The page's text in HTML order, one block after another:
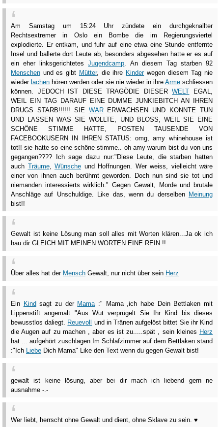
Am Samstag um 15:24 Uhr zündete ein durchgeknallter
Rechtsextremer in Oslo ein Bombe die im Regierungsviertel
explodierte. Er entkam, und fuhr auf eine etwa eine Stunde entfernte
Insel und ballerte dort Leute ab, besonders abgesehen hatte er es auf
ein eher linksgerichtetesJugendcamp . An diesem Tag starben 92
Menschen und es gibt Mütter, die ihre Kinderwegen diesem Tag nie
wieder lachen hören werden oder sie nie wieder in ihre Arme schliessen
können. JEDOCH IST DIESE TRAGÖDIE DIESERWELT EGAL,
WEIL EIN TAG DARAUF EINE DUMME JUNKIEBITCH AN IHREN
DRUGS STARB!!!!!! SIE WARERWACHSEN UND KONNTE TUN
UND LASSEN WAS SIE WOLLTE, UND BLOSS, WEIL SIE EINE
SCHÖNE STIMME HATTE, POSTEN TAUSENDE VON
FACEBOOKUSERN IN IHREN STATUS: omg, amy whinehouse ist
tot!! sie hatte so eine schöne stimme.. oh amy warum bist du von uns
gegangen???? Ich sage dazu nur:"Diese Leute, die starben hatten
auch Träume, Wünsche und Hoffnungen. Wer weiss, vielleicht wäre
einer von ihnen auch berühmt geworden. Doch nun sind sie tot und
niemanden interessierts wirklich." Gegen Gewalt, Morde und brutale
Anschläge auf Unschuldige. Like das, wenn du derselben Meinung
bist!!
Gewalt ist keine Lösung man soll alles mit Worten klären...Ja ok ich
hau dir GLEICH MIT MEINEN WORTEN EINE REIN !!
Über alles hat der Mensch Gewalt, nur nicht über sein Herz
Ein Kindsagt zu der Mama :" Mama ,ich habe Dein Bettlaken mit
Lippenstift angemalt "Aus Wut verprügelt Sie Ihr Kind bis dieses
bewusstlos daliegt. Reuevoll und in Tränen aufgelöst bittet Sie ihr Kind
die Augen auf zu machen , aber es ist zu.....spät , sein kleines Herz
hat ... aufgehört zuschlagen.Im Schlafzimmer auf dem Bettlaken stand
:"Ich Liebe Dich Mama" Like den Text wenn du gegen Gewalt bist!
gewalt ist keine lösung, aber bei dir mach ich liebend gern ne
ausnahme -.-
Wer liebt, herrscht ohne Gewalt und dient, ohne Sklave zu sein. ♥